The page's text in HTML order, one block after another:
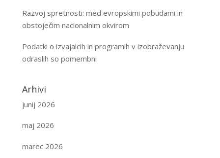
Razvoj spretnosti: med evropskimi pobudami in
obstoječim nacionalnim okvirom
Podatki o izvajalcih in programih v izobraževanju
odraslih so pomembni
Arhivi
junij 2026
maj 2026
marec 2026